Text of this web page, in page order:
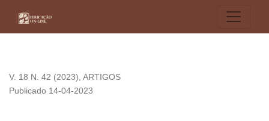
V. 18 N. 42 (2023), ARTIGOS
Publicado 14-04-2023